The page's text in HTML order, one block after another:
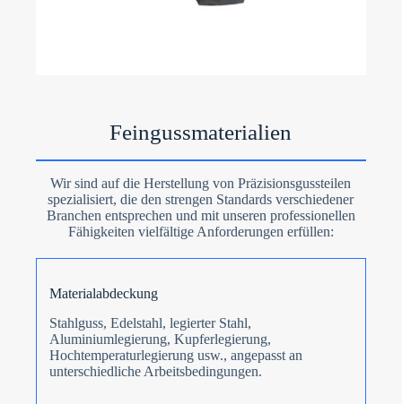
Feingussmaterialien
Wir sind auf die Herstellung von Präzisionsgussteilen
spezialisiert, die den strengen Standards verschiedener
Branchen entsprechen und mit unseren professionellen
Fähigkeiten vielfältige Anforderungen erfüllen:
Materialabdeckung
Stahlguss, Edelstahl, legierter Stahl,
Aluminiumlegierung, Kupferlegierung,
Hochtemperaturlegierung usw., angepasst an
unterschiedliche Arbeitsbedingungen.